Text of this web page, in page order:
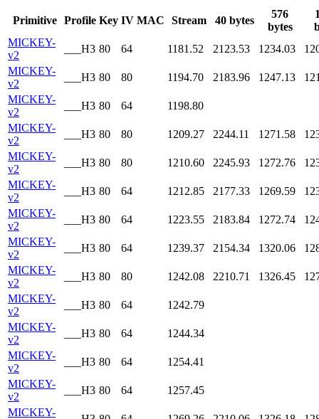
Primitive Profile Key IV MAC Stream 40 bytes
576
bytes
MICKEY-
v2
___H3 80 64 1181.52 2123.53 1234.03
MICKEY-
v2
___H3 80 80 1194.70 2183.96 1247.13
MICKEY-
v2
___H3 80 64
1198.80
MICKEY-
v2
___H3 80 80 1209.27 2244.11 1271.58
MICKEY-
v2
___H3 80 80 1210.60 2245.93 1272.76
MICKEY-
v2
___H3 80 64 1212.85 2177.33 1269.59
MICKEY-
v2
___H3 80 64 1223.55 2183.84 1272.74
MICKEY-
v2
___H3 80 64 1239.37 2154.34 1320.06
MICKEY-
v2
___H3 80 80 1242.08 2210.71 1326.45
MICKEY-
v2
___H3 80 64
1242.79
MICKEY-
v2
___H3 80 64
1244.34
MICKEY-
v2
___H3 80 64
1254.41
MICKEY-
v2
___H3 80 64
1257.45
MICKEY-